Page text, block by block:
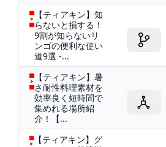
【ティアキン】知
らないと損する！
9割が知らないリ
ンゴの便利な使い
道9選 -...
【ティアキン】暑
さ耐性料理素材を
効率良く短時間で
集めれる場所紹
介！【...
【ティアキン】グ